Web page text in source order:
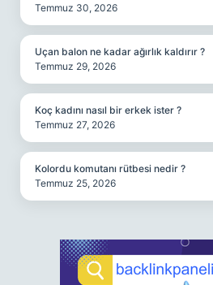
Temmuz 30, 2026
Uçan balon ne kadar ağırlık kaldırır ?
Temmuz 29, 2026
Koç kadını nasıl bir erkek ister ?
Temmuz 27, 2026
Kolordu komutanı rütbesi nedir ?
Temmuz 25, 2026